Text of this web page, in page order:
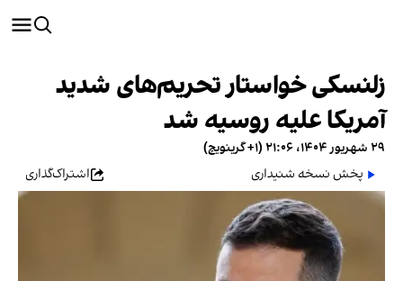
زلنسکی خواستار تحریم‌های شدید
آمریکا علیه روسیه شد
۲۹ شهریور ۱۴۰۴، ۲۱:۰۶ (‎+۱ گرینویچ)
پخش نسخه شنیداری
اشتراک‌گذاری